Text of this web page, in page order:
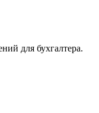
для бухгалтера.